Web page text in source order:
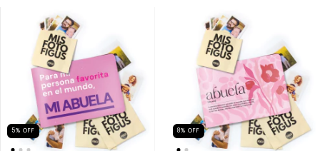
5% OFF 8% OFF